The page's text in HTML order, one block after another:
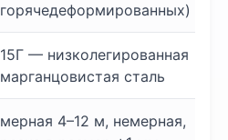
горячедеформированных)
15Г — низколегированная
марганцовистая сталь
мерная 4–12 м, немерная,